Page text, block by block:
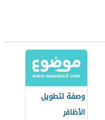
وصفة لتطويل
الأظافر